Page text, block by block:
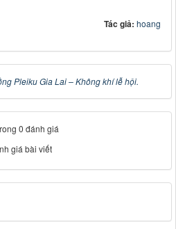
Tác giả: hoang
Pleiku Gia Lai – Không khí lễ hội.
0 đánh giá
giá bài viết